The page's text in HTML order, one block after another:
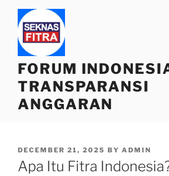
content
FORUM
TRANSPARANSI
ANGGARAN
POSTED
ON
DECEMBER 21, 2025 BY ADMIN
Apa Itu Fitra